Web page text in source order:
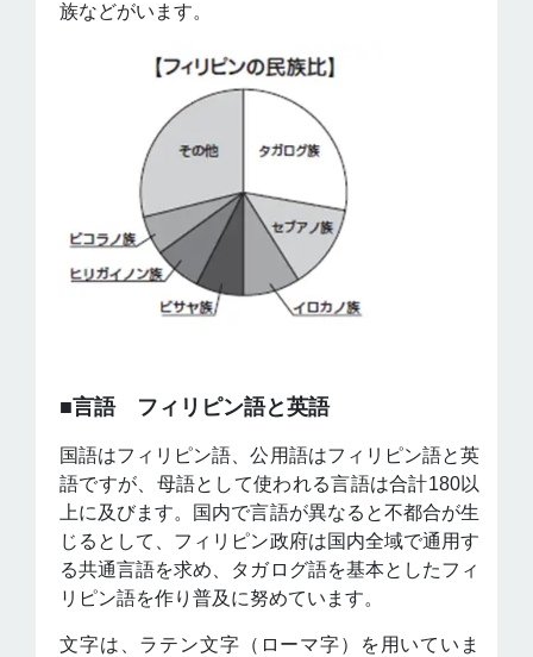
族などがいます。
■言語 フィリピン語と英語
国語はフィリピン語、公用語はフィリピン語と英
語ですが、母語として使われる言語は合計180以
上に及びます。国内で言語が異なると不都合が生
じるとして、フィリピン政府は国内全域で通用す
る共通言語を求め、タガログ語を基本としたフィ
リピン語を作り普及に努めています。
文字は、ラテン文字（ローマ字）を用いていま